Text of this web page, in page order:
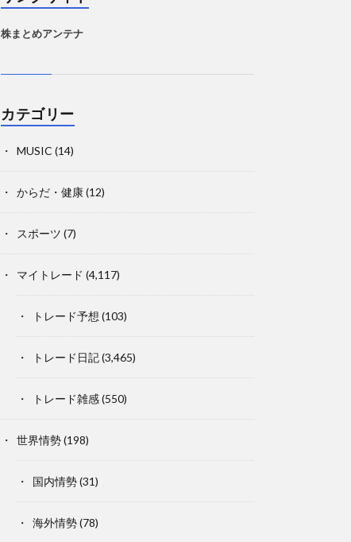
株まとめアンテナ
カテゴリー
MUSIC (14)
からだ・健康(12)
スポーツ (7)
マイトレード (4,117)
トレード予想 (103)
トレード日記(3,465)
トレード雑感(550)
世界情勢(198)
国内情勢(31)
海外情勢(78)